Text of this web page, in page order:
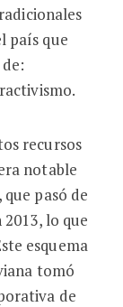
país que
recursos
notable
pasó de
lo que
esquema
tomó
de